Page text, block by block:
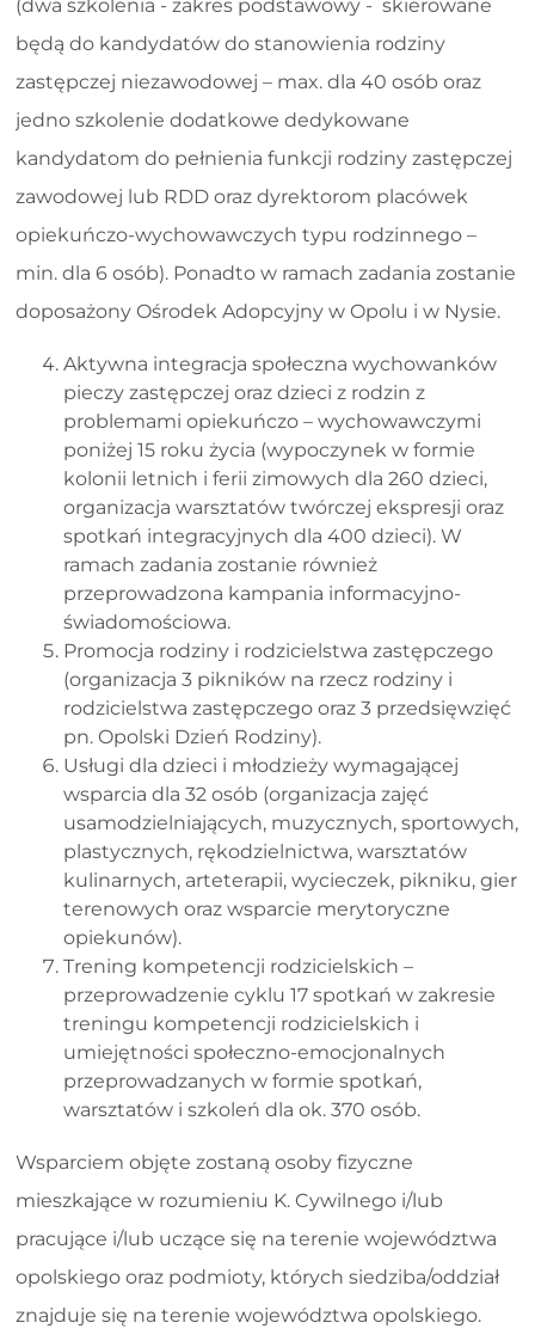
(dwa szkolenia - zakres podstawowy - skierowane
będą do kandydatów do stanowienia rodziny
zastępczej niezawodowej – max. dla 40 osób oraz
jedno szkolenie dodatkowe dedykowane
kandydatom do pełnienia funkcji rodziny zastępczej
zawodowej lub RDD oraz dyrektorom placówek
opiekuńczo-wychowawczych typu rodzinnego –
min. dla 6 osób). Ponadto w ramach zadania zostanie
doposażony Ośrodek Adopcyjny w Opolu i w Nysie.
Aktywna integracja społeczna wychowanków
pieczy zastępczej oraz dzieci z rodzin z
problemami opiekuńczo – wychowawczymi
poniżej 15 roku życia (wypoczynek w formie
kolonii letnich i ferii zimowych dla 260 dzieci,
organizacja warsztatów twórczej ekspresji oraz
spotkań integracyjnych dla 400 dzieci). W
ramach zadania zostanie również
przeprowadzona kampania informacyjno-
świadomościowa.
Promocja rodziny i rodzicielstwa zastępczego
(organizacja 3 pikników na rzecz rodziny i
rodzicielstwa zastępczego oraz 3 przedsięwzięć
pn. Opolski Dzień Rodziny).
Usługi dla dzieci i młodzieży wymagającej
wsparcia dla 32 osób (organizacja zajęć
usamodzielniających, muzycznych, sportowych,
plastycznych, rękodzielnictwa, warsztatów
kulinarnych, arteterapii, wycieczek, pikniku, gier
terenowych oraz wsparcie merytoryczne
opiekunów).
Trening kompetencji rodzicielskich –
przeprowadzenie cyklu 17 spotkań w zakresie
treningu kompetencji rodzicielskich i
umiejętności społeczno-emocjonalnych
przeprowadzanych w formie spotkań,
warsztatów i szkoleń dla ok. 370 osób.
Wsparciem objęte zostaną osoby fizyczne
mieszkające w rozumieniu K. Cywilnego i/lub
pracujące i/lub uczące się na terenie województwa
opolskiego oraz podmioty, których siedziba/oddział
znajduje się na terenie województwa opolskiego.